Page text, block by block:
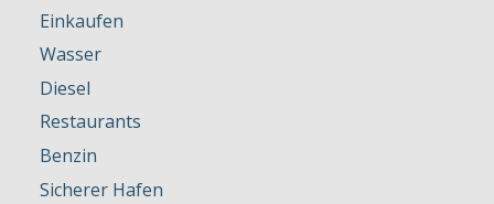
Einkaufen
Wasser
Diesel
Restaurants
Benzin
Sicherer Hafen